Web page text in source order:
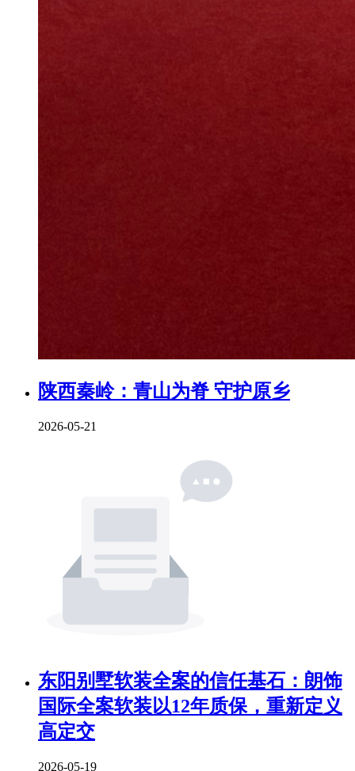
陕西秦岭：青山为脊 守护原乡
2026-05-21
东阳别墅软装全案的信任基石：朗饰
国际全案软装以12年质保，重新定义
高定交
2026-05-19